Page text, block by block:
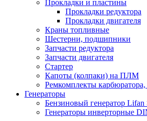
Прокладки и пластины
Прокладки редуктора
Прокладки двигателя
Краны топливные
Шестерни, подшипники
Запчасти редуктора
Запчасти двигателя
Стартер
Капоты (колпаки) на ПЛМ
Ремкомплекты карбюратора,
Генераторы
Бензиновый генератор Lifan
Генераторы инверторные